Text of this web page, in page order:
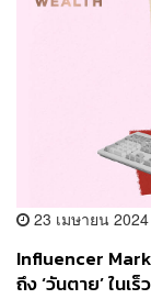
23 เมษายน 2024
Influencer
ถึง ‘วันตาย’ ในเ